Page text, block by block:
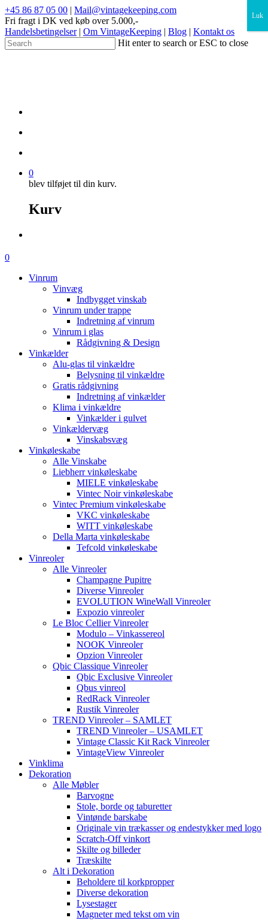
+45 86 87 05 00 | Mail@vintagekeeping.com
Fri fragt i DK ved køb over 5.000,-
Handelsbetingelser| Om VintageKeeping | Blog | Kontakt os
Hit enter to search or ESC to close
0
blev tilføjet til din kurv.
Kurv
0
Vinrum
Vinvæg
Indbygget vinskab
Vinrum under trappe
Indretning af vinrum
Vinrum i glas
Rådgivning & Design
Vinkælder
Alu-glas til vinkældre
Belysning til vinkældre
Gratis rådgivning
Indretning af vinkælder
Klima i vinkældre
Vinkælder i gulvet
Vinkældervæg
Vinskabsvæg
Vinkøleskabe
Alle Vinskabe
Liebherr vinkøleskabe
MIELE vinkøleskabe
Vintec Noir vinkøleskabe
Vintec Premium vinkøleskabe
VKC vinkøleskabe
WITT vinkøleskabe
Della Marta vinkøleskabe
Tefcold vinkøleskabe
Vinreoler
Alle Vinreoler
Champagne Pupitre
Diverse Vinreoler
EVOLUTION WineWall Vinreoler
Expozio vinreoler
Le Bloc Cellier Vinreoler
Modulo – Vinkassereol
NOOK Vinreoler
Opzion Vinreoler
Qbic Classique Vinreoler
Qbic Exclusive Vinreoler
Qbus vinreol
RedRack Vinreoler
Rustik Vinreoler
TREND Vinreoler – SAMLET
TREND Vinreoler – USAMLET
Vintage Classic Kit Rack Vinreoler
VintageView Vinreoler
Vinklima
Dekoration
Alle Møbler
Barvogne
Stole, borde og taburetter
Vintønde barskabe
Originale vin trækasser og endestykker med logo
Scratch-Off vinkort
Skilte og billeder
Træskilte
Alt i Dekoration
Beholdere til korkpropper
Diverse dekoration
Lysestager
Magneter med tekst om vin
×
Luk